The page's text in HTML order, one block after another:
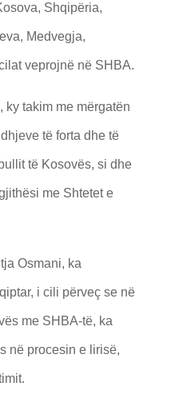
Shqipëria,
Medvegja,
veprojnë në SHBA.
ky takim me mërgatën
të forta dhe të
të Kosovës, si dhe
me Shtetet e
Osmani, ka
i cili përveç se në
me SHBA-të, ka
në procesin e lirisë,